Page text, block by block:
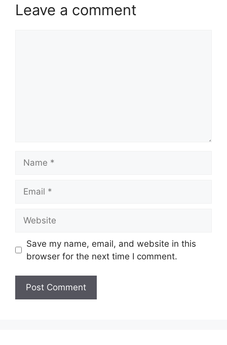
Leave a comment
Save my name, email, and website in this
browser for the next time I comment.